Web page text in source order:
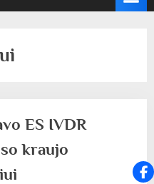
ES IVDR
kraujo